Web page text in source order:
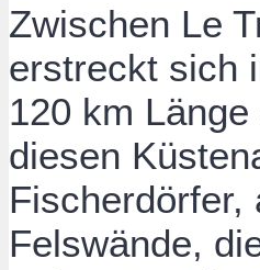
Zwischen Le
erstreckt sich
120 km
diesen
Fischerdörfer,
Felswände,